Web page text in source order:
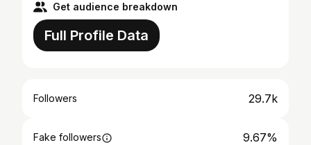
Get audience breakdown
Full Profile Data
Followers 29.7k
Fake followers 9.67%